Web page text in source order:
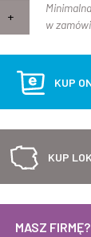
+
w
KUP
KUP
MASZ